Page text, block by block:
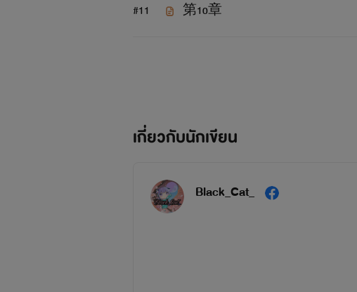
#11 第10章
เกี่ยวกับนักเขียน
Black_Cat_